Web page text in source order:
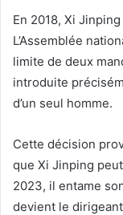
En 2018, Xi
L’Assemblée
limite de deux
introduite
d’un seul homme.
Cette décision
que Xi Jinping
2023, il entame
devient le